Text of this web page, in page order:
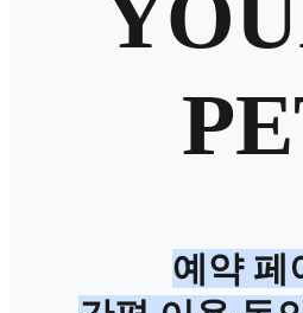
예약 페